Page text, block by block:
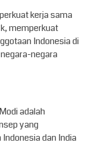
kerja sama
memperkuat
Indonesia di
negara
adalah
yang
dan India